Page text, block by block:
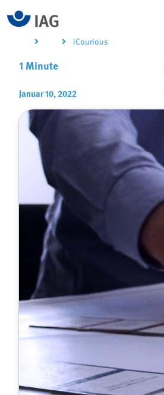
iCourious
1 Minute
Januar 10, 2022